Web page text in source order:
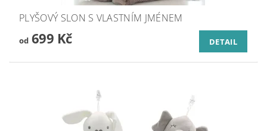
PLYŠOVÝ SLON S VLASTNÍM JMÉNEM
od699 Kč DETAIL